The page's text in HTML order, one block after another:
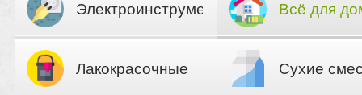
Электроинструмент Всё для
Лакокрасочные
Сухие